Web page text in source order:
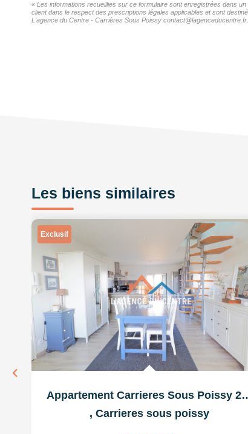
« Les informations recueillies sur ce formulaire sont enregistrées dans
client dans le respect des prescriptions légales applicables et sont
L'agence du Centre - Carrières Sous Poissy
Les biens similaires
Exclusif
Appartement
, Carrieres sous poissy